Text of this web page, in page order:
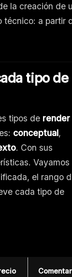
la creación de
técnico: a partir
tipo de
tipos de render
conceptual,
. Con sus
Vayamos
el rango
cada tipo de